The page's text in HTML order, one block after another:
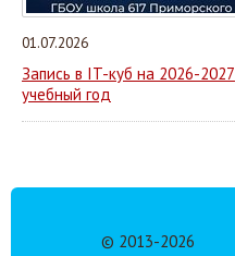
01.07.2026
Запись в IT-куб на 2026-2027
учебный год
© 2013-2026